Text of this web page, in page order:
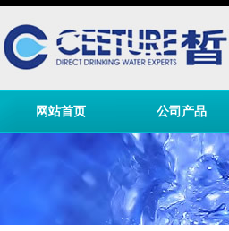
网站首页 公司产品